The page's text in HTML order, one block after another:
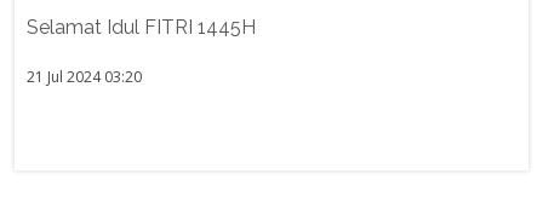
Selamat Idul FITRI 1445H
21 Jul 2024 03:20